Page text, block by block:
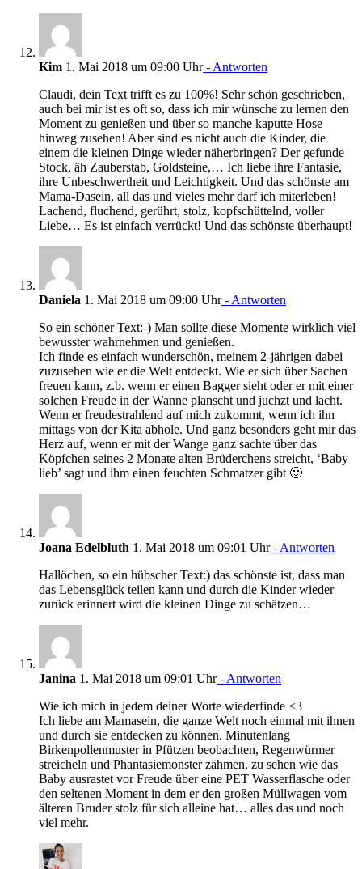
Kim 1. Mai 2018 um 09:00 Uhr- Antworten
Claudi, dein Text trifft es zu 100%! Sehr schön geschrieben,
auch bei mir ist es oft so, dass ich mir wünsche zu lernen den
Moment zu genießen und über so manche kaputte Hose
hinweg zusehen! Aber sind es nicht auch die Kinder, die
einem die kleinen Dinge wieder näherbringen? Der gefunde
Stock, äh Zauberstab, Goldsteine,… Ich liebe ihre Fantasie,
ihre Unbeschwertheit und Leichtigkeit. Und das schönste am
Mama-Dasein, all das und vieles mehr darf ich miterleben!
Lachend, fluchend, gerührt, stolz, kopfschüttelnd, voller
Liebe… Es ist einfach verrückt! Und das schönste überhaupt!
Daniela 1. Mai 2018 um 09:00 Uhr- Antworten
So ein schöner Text:-) Man sollte diese Momente wirklich viel
bewusster wahrnehmen und genießen.
Ich finde es einfach wunderschön, meinem 2-jährigen dabei
zuzusehen wie er die Welt entdeckt. Wie er sich über Sachen
freuen kann, z.b. wenn er einen Bagger sieht oder er mit einer
solchen Freude in der Wanne planscht und juchzt und lacht.
Wenn er freudestrahlend auf mich zukommt, wenn ich ihn
mittags von der Kita abhole. Und ganz besonders geht mir das
Herz auf, wenn er mit der Wange ganz sachte über das
Köpfchen seines 2 Monate alten Brüderchens streicht, ‘Baby
lieb’ sagt und ihm einen feuchten Schmatzer gibt 🙂
Joana Edelbluth 1. Mai 2018 um 09:01 Uhr- Antworten
Hallöchen, so ein hübscher Text:) das schönste ist, dass man
das Lebensglück teilen kann und durch die Kinder wieder
zurück erinnert wird die kleinen Dinge zu schätzen…
Janina 1. Mai 2018 um 09:01 Uhr- Antworten
Wie ich mich in jedem deiner Worte wiederfinde <3
Ich liebe am Mamasein, die ganze Welt noch einmal mit ihnen
und durch sie entdecken zu können. Minutenlang
Birkenpollenmuster in Pfützen beobachten, Regenwürmer
streicheln und Phantasiemonster zähmen, zu sehen wie das
Baby ausrastet vor Freude über eine PET Wasserflasche oder
den seltenen Moment in dem er den großen Müllwagen vom
älteren Bruder stolz für sich alleine hat… alles das und noch
viel mehr.